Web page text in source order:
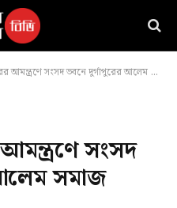
আমন্ত্রণে সংসদ ভবনে দুর্গাপুরের আলেম সমাজ
সংসদ
সমাজ